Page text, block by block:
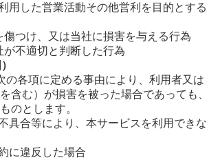
用した営業活動その他営利を目的とする
傷つけ、又は当社に損害を与える行為
が不適切と判断した行為
の各項に定める事由により、利用者又は
含む）が損害を被った場合であっても、
のとします。
具合等により、本サービスを利用できな
に違反した場合